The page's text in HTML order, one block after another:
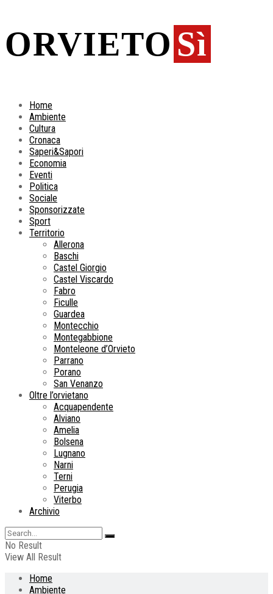
ORVIETO Sì
Home
Ambiente
Cultura
Cronaca
Saperi&Sapori
Economia
Eventi
Politica
Sociale
Sponsorizzate
Sport
Territorio
Allerona
Baschi
Castel Giorgio
Castel Viscardo
Fabro
Ficulle
Guardea
Montecchio
Montegabbione
Monteleone d’Orvieto
Parrano
Porano
San Venanzo
Oltre l’orvietano
Acquapendente
Alviano
Amelia
Bolsena
Lugnano
Narni
Terni
Perugia
Viterbo
Archivio
No Result
View All Result
Home
Ambiente